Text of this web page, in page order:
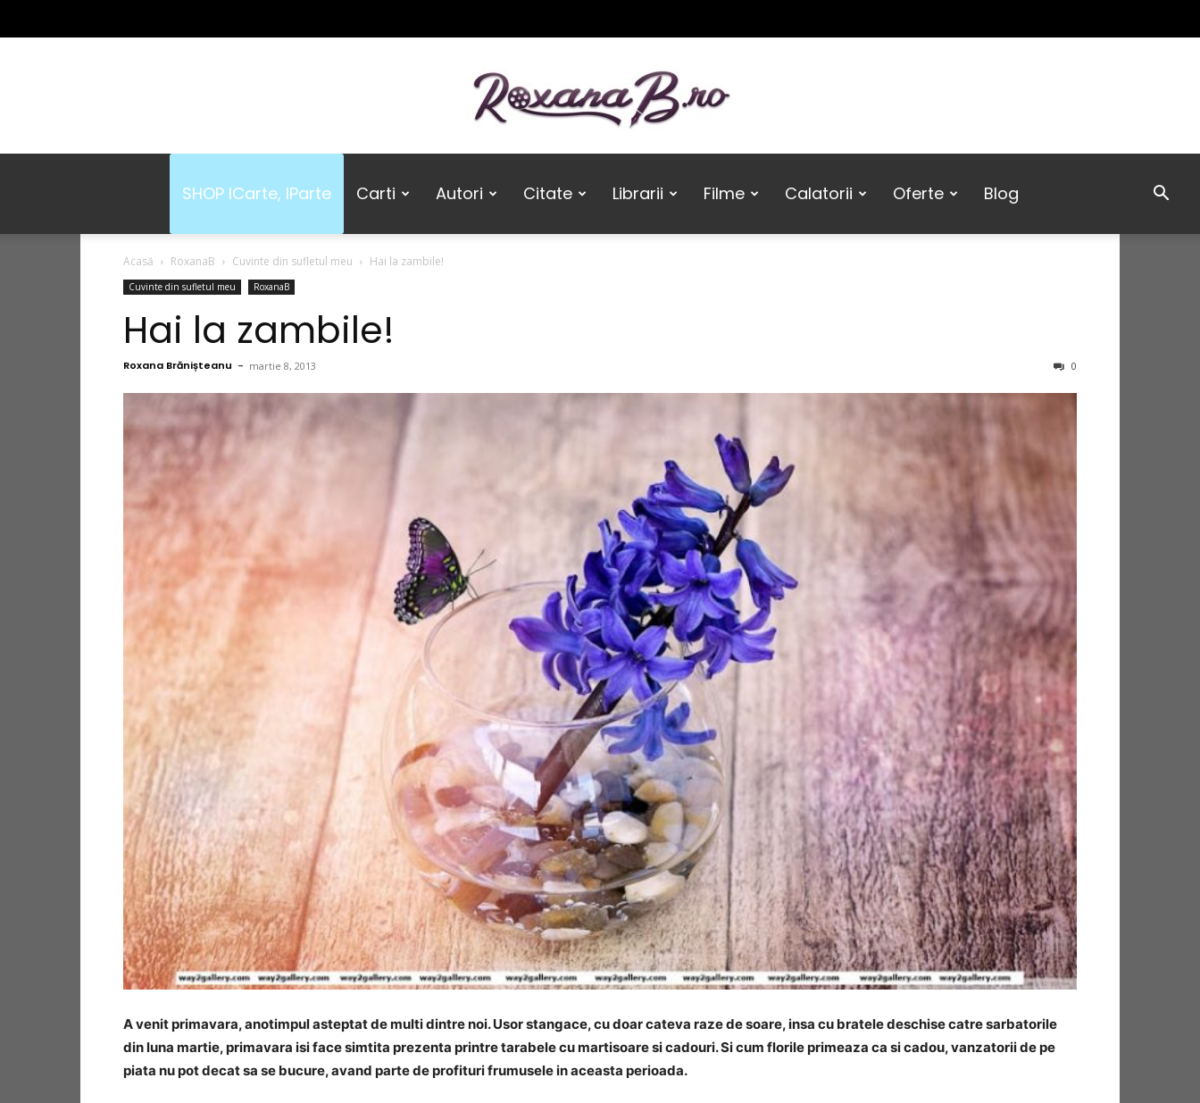
Roxana
SHOP ICarte, IParte Carti Autori Citate Librarii Filme Calatorii Oferte Blog
Acasă RoxanaB Cuvinte din sufletul meu Hai la zambile!
Cuvinte din sufletul meu RoxanaB
Hai la zambile!
Roxana Brănișteanu - martie 8, 2013 0
A venit primavara, anotimpul asteptat de multi dintre noi. Usor stangace, cu doar cateva raze de soare, insa cu bratele deschise catre sarbatorile
din luna martie, primavara isi face simtita prezenta printre tarabele cu martisoare si cadouri. Si cum florile primeaza ca si cadou, vanzatorii de pe
piata nu pot decat sa se bucure, avand parte de profituri frumusele in aceasta perioada.